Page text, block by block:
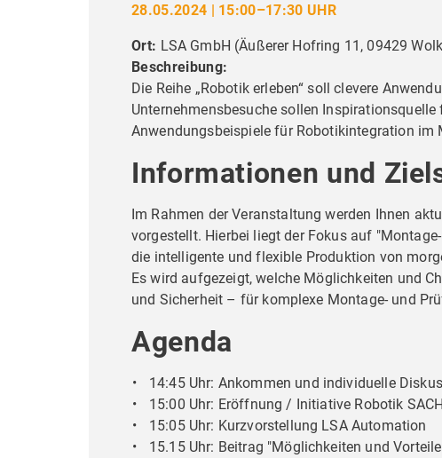
28.05.2024 | 15:00–17:30 UHR
Ort: LSA GmbH (Äußerer Hofring 11, 09429
Beschreibung:
Die Reihe „Robotik erleben“ soll clevere
Unternehmensbesuche sollen
Anwendungsbeispiele für Robotikintegration im
Informationen und
Im Rahmen der Veranstaltung werden Ihnen
vorgestellt. Hierbei liegt der Fokus auf
die intelligente und flexible Produktion von
Es wird aufgezeigt, welche Möglichkeiten und
und Sicherheit – für komplexe Montage- und
Agenda
14:45 Uhr: Ankommen und individuelle
15:00 Uhr: Eröffnung / Initiative Robotik
15:05 Uhr: Kurzvorstellung LSA Automation
15.15 Uhr: Beitrag "Möglichkeiten und